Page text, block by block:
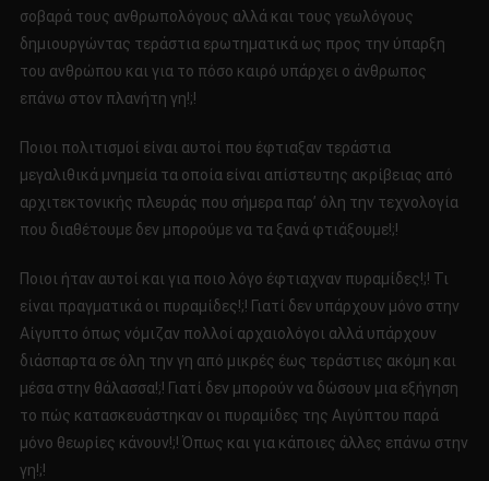
σοβαρά τους ανθρωπολόγους αλλά και τους γεωλόγους
δημιουργώντας τεράστια ερωτηματικά ως προς την ύπαρξη
του ανθρώπου και για το πόσο καιρό υπάρχει ο άνθρωπος
επάνω στον πλανήτη γη!;!
Ποιοι πολιτισμοί είναι αυτοί που έφτιαξαν τεράστια
μεγαλιθικά μνημεία τα οποία είναι απίστευτης ακρίβειας από
αρχιτεκτονικής πλευράς που σήμερα παρ’ όλη την τεχνολογία
που διαθέτουμε δεν μπορούμε να τα ξανά φτιάξουμε!;!
Ποιοι ήταν αυτοί και για ποιο λόγο έφτιαχναν πυραμίδες!;! Τι
είναι πραγματικά οι πυραμίδες!;! Γιατί δεν υπάρχουν μόνο στην
Αίγυπτο όπως νόμιζαν πολλοί αρχαιολόγοι αλλά υπάρχουν
διάσπαρτα σε όλη την γη από μικρές έως τεράστιες ακόμη και
μέσα στην θάλασσα!;! Γιατί δεν μπορούν να δώσουν μια εξήγηση
το πώς κατασκευάστηκαν οι πυραμίδες της Αιγύπτου παρά
μόνο θεωρίες κάνουν!;! Όπως και για κάποιες άλλες επάνω στην
γη!;!